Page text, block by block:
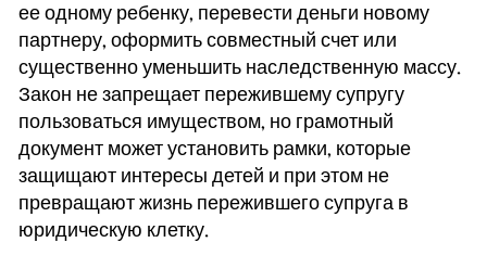
ее одному ребенку, перевести деньги новому
партнеру, оформить совместный счет или
существенно уменьшить наследственную массу.
Закон не запрещает пережившему супругу
пользоваться имуществом, но грамотный
документ может установить рамки, которые
защищают интересы детей и при этом не
превращают жизнь пережившего супруга в
юридическую клетку.